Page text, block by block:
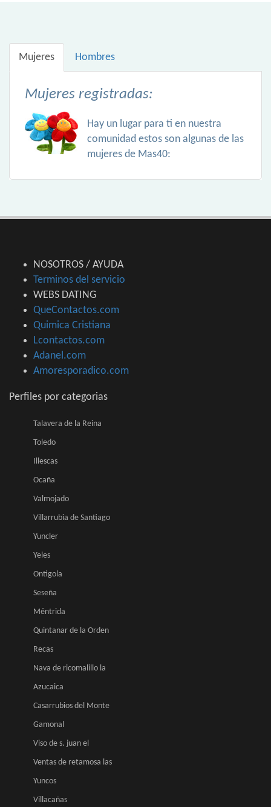
Mujeres Hombres
Mujeres registradas:
Hay un lugar para ti en nuestra
comunidad estos son algunas de las
mujeres de Mas40:
NOSOTROS / AYUDA
Terminos del servicio
WEBS DATING
QueContactos.com
Quimica Cristiana
Lcontactos.com
Adanel.com
Amoresporadico.com
Perfiles por categorias
Talavera de la Reina
Toledo
Illescas
Ocaña
Valmojado
Villarrubia de Santiago
Yuncler
Yeles
Ontigola
Seseña
Méntrida
Quintanar de la Orden
Recas
Nava de ricomalillo la
Azucaica
Casarrubios del Monte
Gamonal
Viso de s. juan el
Ventas de retamosa las
Yuncos
Villacañas